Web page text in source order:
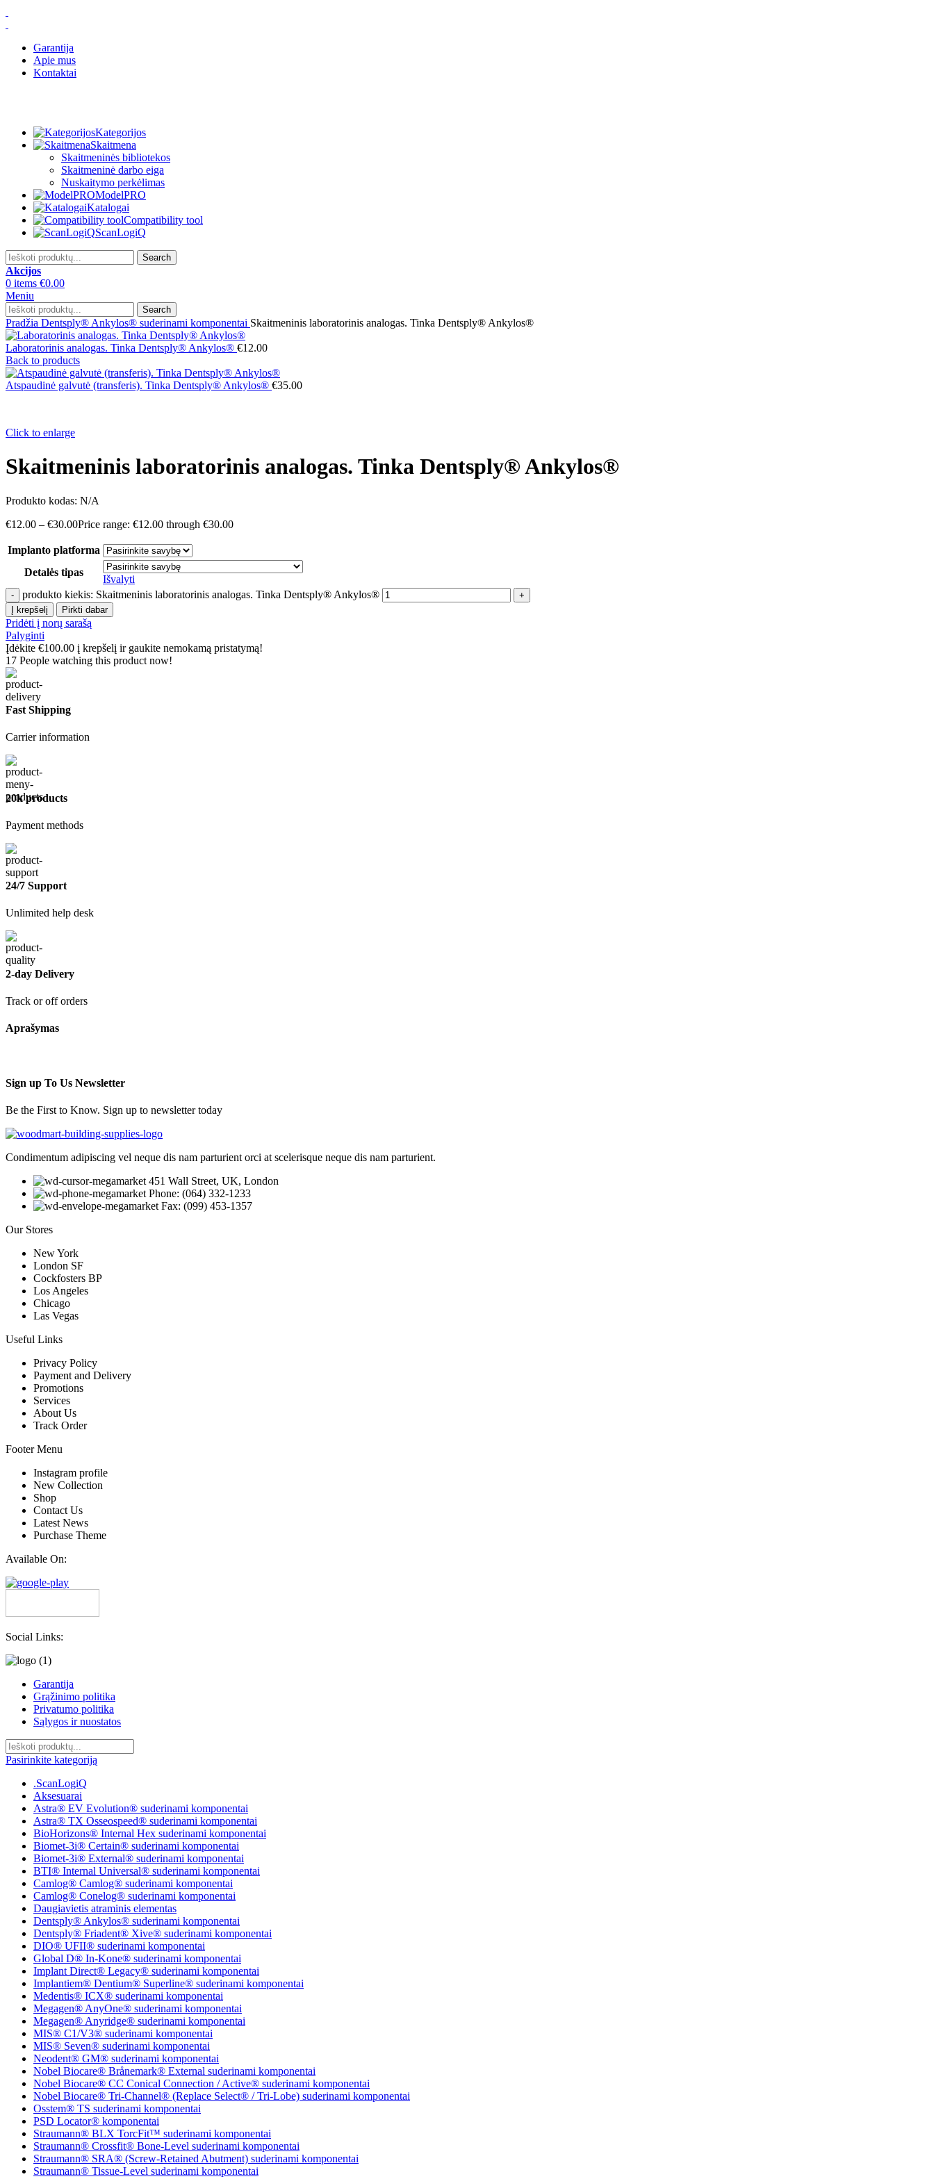
Garantija
Apie mus
Kontaktai
Kategorijos
Skaitmena
Skaitmeninės bibliotekos
Skaitmeninė darbo eiga
Nuskaitymo perkėlimas
ModelPRO
Katalogai
Compatibility tool
ScanLogiQ
Search
Akcijos
0 items €0.00
Meniu
Search
Pradžia Dentsply® Ankylos® suderinami komponentai Skaitmeninis laboratorinis analogas. Tinka Dentsply® Ankylos®
Laboratorinis analogas. Tinka Dentsply® Ankylos® €12.00
Back to products
Atspaudinė galvutė (transferis). Tinka Dentsply® Ankylos® €35.00
Click to enlarge
Skaitmeninis laboratorinis analogas. Tinka Dentsply® Ankylos®
Produkto kodas: N/A
€12.00 – €30.00Price range: €12.00 through €30.00
Implanto platforma
Detalės tipas
Išvalyti
produkto kiekis: Skaitmeninis laboratorinis analogas. Tinka Dentsply® Ankylos®
Į krepšelį Pirkti dabar
Pridėti į norų sarašą
Palyginti
Įdėkite €100.00 į krepšelį ir gaukite nemokamą pristatymą!
17 People watching this product now!
Fast Shipping
Carrier information
20k products
Payment methods
24/7 Support
Unlimited help desk
2-day Delivery
Track or off orders
Aprašymas
Sign up To Us Newsletter
Be the First to Know. Sign up to newsletter today
Condimentum adipiscing vel neque dis nam parturient orci at scelerisque neque dis nam parturient.
451 Wall Street, UK, London
Phone: (064) 332-1233
Fax: (099) 453-1357
Our Stores
New York
London SF
Cockfosters BP
Los Angeles
Chicago
Las Vegas
Useful Links
Privacy Policy
Payment and Delivery
Promotions
Services
About Us
Track Order
Footer Menu
Instagram profile
New Collection
Shop
Contact Us
Latest News
Purchase Theme
Available On:
Social Links:
Garantija
Grąžinimo politika
Privatumo politika
Sąlygos ir nuostatos
Pasirinkite kategoriją
.ScanLogiQ
Aksesuarai
Astra® EV Evolution® suderinami komponentai
Astra® TX Osseospeed® suderinami komponentai
BioHorizons® Internal Hex suderinami komponentai
Biomet-3i® Certain® suderinami komponentai
Biomet-3i® External® suderinami komponentai
BTI® Internal Universal® suderinami komponentai
Camlog® Camlog® suderinami komponentai
Camlog® Conelog® suderinami komponentai
Daugiavietis atraminis elementas
Dentsply® Ankylos® suderinami komponentai
Dentsply® Friadent® Xive® suderinami komponentai
DIO® UFII® suderinami komponentai
Global D® In-Kone® suderinami komponentai
Implant Direct® Legacy® suderinami komponentai
Implantiem® Dentium® Superline® suderinami komponentai
Medentis® ICX® suderinami komponentai
Megagen® AnyOne® suderinami komponentai
Megagen® Anyridge® suderinami komponentai
MIS® C1/V3® suderinami komponentai
MIS® Seven® suderinami komponentai
Neodent® GM® suderinami komponentai
Nobel Biocare® Brånemark® External suderinami komponentai
Nobel Biocare® CC Conical Connection / Active® suderinami komponentai
Nobel Biocare® Tri-Channel® (Replace Select® / Tri-Lobe) suderinami komponentai
Osstem® TS suderinami komponentai
PSD Locator® komponentai
Straumann® BLX TorcFit™ suderinami komponentai
Straumann® Crossfit® Bone-Level suderinami komponentai
Straumann® SRA® (Screw-Retained Abutment) suderinami komponentai
Straumann® Tissue-Level suderinami komponentai